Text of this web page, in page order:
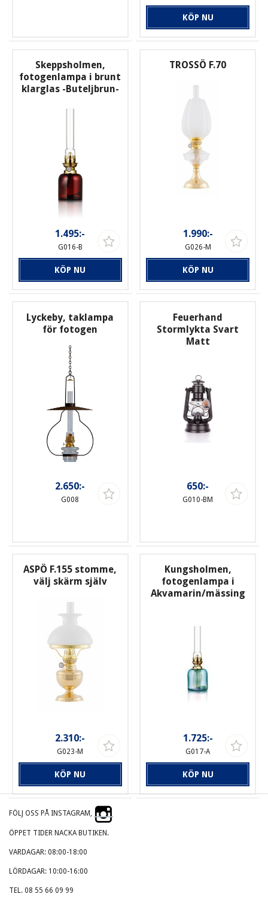
KÖP NU
Skeppsholmen,
fotogenlampa i brunt
klarglas -Buteljbrun-
1.495:-
G016-B
KÖP NU
TROSSÖ F.70
1.990:-
G026-M
KÖP NU
Lyckeby, taklampa
för fotogen
2.650:-
G008
Feuerhand
Stormlykta Svart
Matt
650:-
G010-BM
ASPÖ F.155 stomme,
välj skärm själv
2.310:-
G023-M
KÖP NU
Kungsholmen,
fotogenlampa i
Akvamarin/mässing
1.725:-
G017-A
KÖP NU
FÖLJ OSS PÅ INSTAGRAM,
ÖPPET TIDER NACKA BUTIKEN.
VARDAGAR: 08:00-18:00
LÖRDAGAR: 10:00-16:00
TEL. 08 55 66 09 99